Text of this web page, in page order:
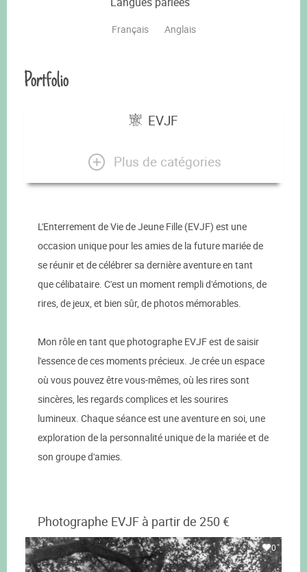
Français Anglais
Portfolio
EVJF
Plus de catégories
L'Enterrement de Vie de Jeune Fille (EVJF) est une
occasion unique pour les amies de la future mariée de
se réunir et de célébrer sa dernière aventure en tant
que célibataire. C'est un moment rempli d'émotions, de
rires, de jeux, et bien sûr, de photos mémorables.
Mon rôle en tant que photographe EVJF est de saisir
l'essence de ces moments précieux. Je crée un espace
où vous pouvez être vous-mêmes, où les rires sont
sincères, les regards complices et les sourires
lumineux. Chaque séance est une aventure en soi, une
exploration de la personnalité unique de la mariée et de
son groupe d'amies.
Photographe EVJF à partir de 250 €
0